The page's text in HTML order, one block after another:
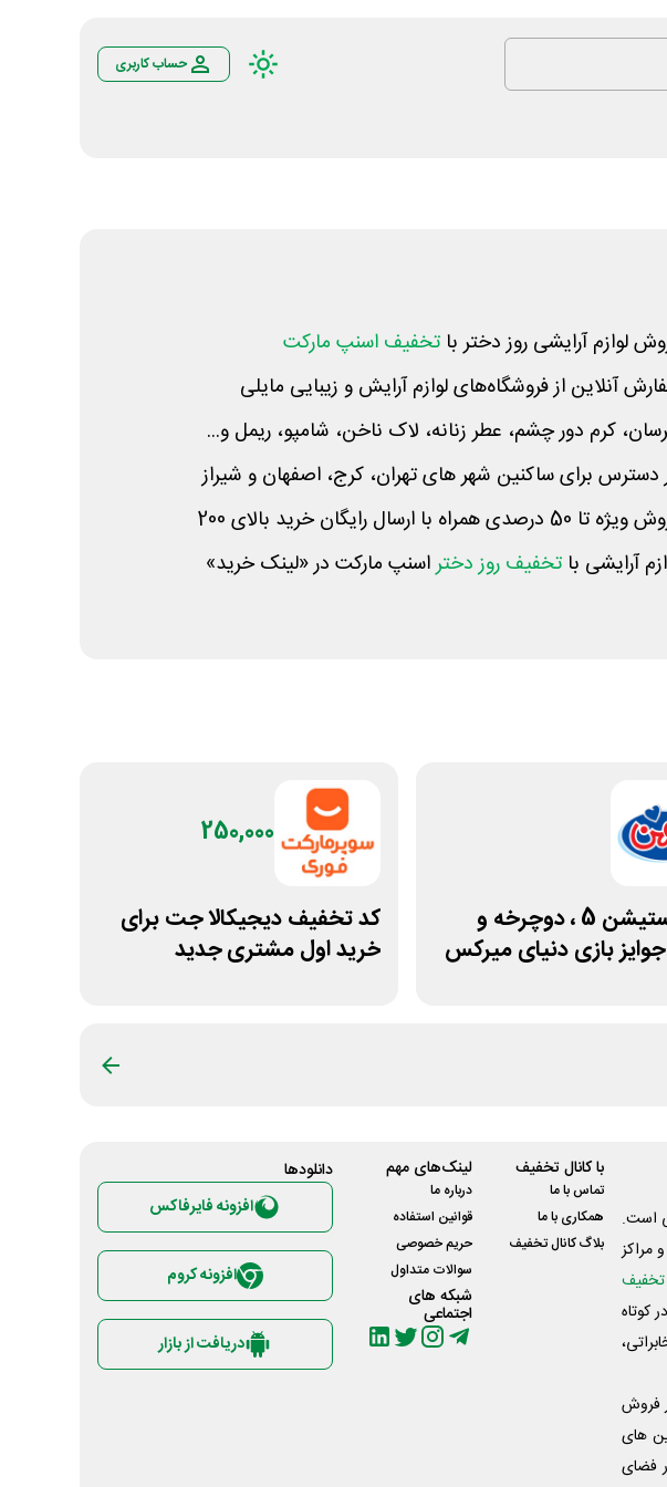
حساب کاربری
لوازم آرایشی روز دختر با تخفیف اسنپ مارکت
آنلاین از فروشگاه‌های لوازم آرایش و زیبایی مایلی
کرم دور چشم، عطر زنانه، لاک ناخن، شامپو، ریمل و...
دسترس برای ساکنین شهر های تهران، کرج، اصفهان و شیراز
50 درصدی همراه با ارسال رایگان خرید بالای 200
آرایشی با تخفیف روز دختراسنپ مارکت در «لینک خرید»
پلی استیشن 5 ، دوچرخه و
بازی دنیای میرکس
250,000
کد تخفیف دیجیکالا جت برای
خرید اول مشتری جدید
است.
مراکز
کوتاه
فروش
های
فضای
با کانال تخفیف
تماس با ما
همکاری با ما
بلاگ کانال تخفیف
لینک‌های مهم
درباره ما
قوانین استفاده
حریم خصوصی
سوالات متداول
شبکه های
اجتماعی
دانلود‌ها
افزونه فایرفاکس
افزونه کروم
دریافت از بازار